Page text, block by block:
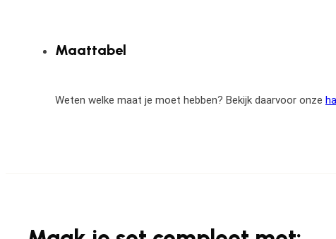
Maattabel
Weten welke maat je moet hebben? Bekijk daarvoor onze